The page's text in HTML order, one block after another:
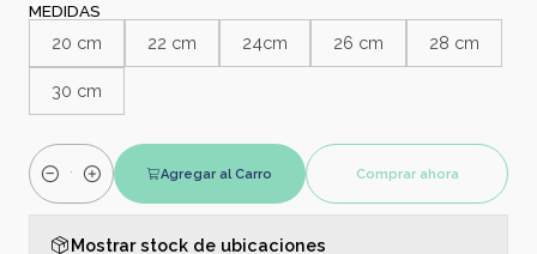
MEDIDAS
20 cm 22 cm 24cm 26 cm 28 cm
30 cm
Cantidad
Agregar al Carro Comprar ahora
Mostrar stock de ubicaciones